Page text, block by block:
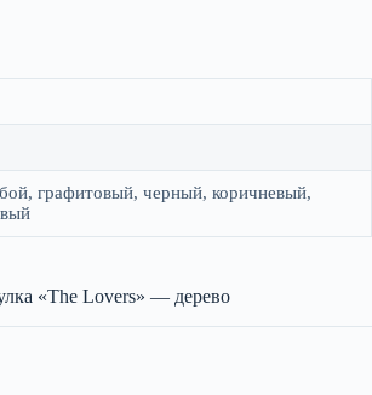
графитовый, черный, коричневый,
«The Lovers» — дерево